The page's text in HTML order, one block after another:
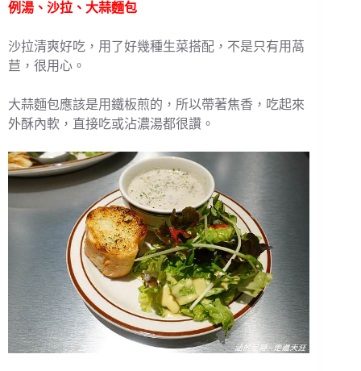
例湯、沙拉、大蒜麵包
沙拉清爽好吃，用了好幾種生菜搭配，不是只有用萵
苣，很用心。
大蒜麵包應該是用鐵板煎的，所以帶著焦香，吃起來
外酥內軟，直接吃或沾濃湯都很讚。